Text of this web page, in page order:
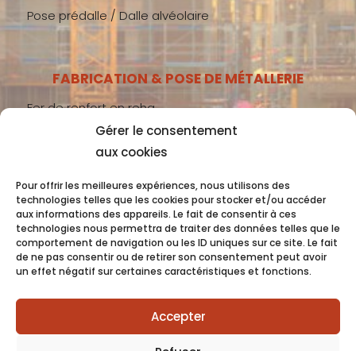
Gérer le consentement
aux cookies
Pour offrir les meilleures expériences, nous utilisons des
technologies telles que les cookies pour stocker et/ou accéder
aux informations des appareils. Le fait de consentir à ces
technologies nous permettra de traiter des données telles que le
comportement de navigation ou les ID uniques sur ce site. Le fait
de ne pas consentir ou de retirer son consentement peut avoir
un effet négatif sur certaines caractéristiques et fonctions.
Accepter
Pose prédalle / Dalle alvéolaire
FABRICATION & POSE DE MÉTALLERIE
Fer de renfort en reha
Métallerie gros-œuvre
Métallerie second-œuvre
Métallerie industrie
Coquet 2022 -Mentions Légales- Conception
OC COM’UNIQUE